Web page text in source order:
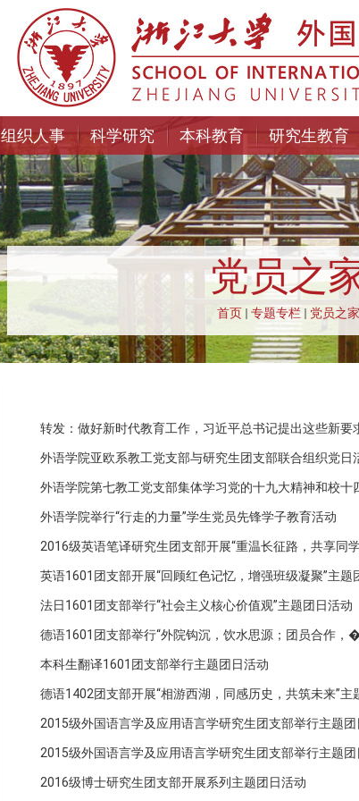
组织人事 科学研究 本科教育 研究生教育
党员之
首页 专题专栏 党员之家
转发：做好新时代教育工作，习近平总书记提出这些新要
外语学院亚欧系教工党支部与研究生团支部联合组织党日
外语学院第七教工党支部集体学习党的十九大精神和校十
外语学院举行“行走的力量”学生党员先锋学子教育活动
2016级英语笔译研究生团支部开展“重温长征路，共享同
英语1601团支部开展“回顾红色记忆，增强班级凝聚”主题
法日1601团支部举行“社会主义核心价值观”主题团日活动
德语1601团支部举行“外院钩沉，饮水思源；团员合作，
本科生翻译1601团支部举行主题团日活动
德语1402团支部开展“相游西湖，同感历史，共筑未来”主
2015级外国语言学及应用语言学研究生团支部举行主题团
2015级外国语言学及应用语言学研究生团支部举行主题团
2016级博士研究生团支部开展系列主题团日活动